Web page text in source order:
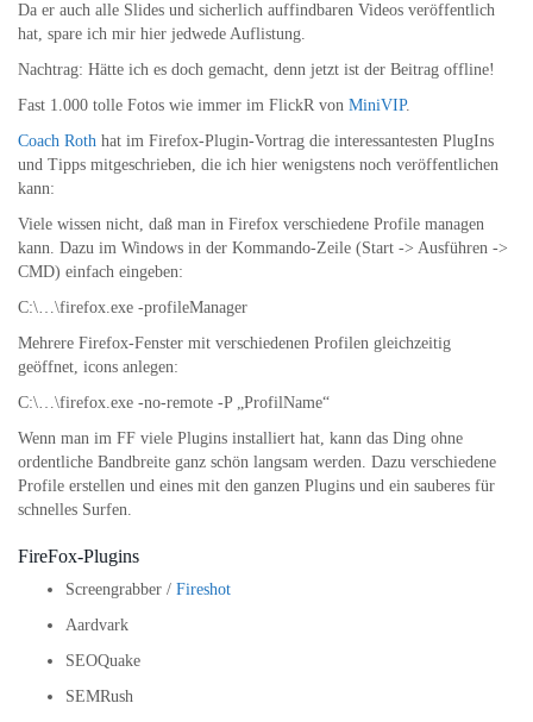
Da er auch alle Slides und sicherlich auffindbaren Videos veröffentlich
hat, spare ich mir hier jedwede Auflistung.
Nachtrag: Hätte ich es doch gemacht, denn jetzt ist der Beitrag offline!
Fast 1.000 tolle Fotos wie immer im FlickR von MiniVIP.
Coach Roth hat im Firefox-Plugin-Vortrag die interessantesten PlugIns
und Tipps mitgeschrieben, die ich hier wenigstens noch veröffentlichen
kann:
Viele wissen nicht, daß man in Firefox verschiedene Profile managen
kann. Dazu im Windows in der Kommando-Zeile (Start -> Ausführen ->
CMD) einfach eingeben:
C:\…\firefox.exe -profileManager
Mehrere Firefox-Fenster mit verschiedenen Profilen gleichzeitig
geöffnet, icons anlegen:
C:\…\firefox.exe -no-remote -P „ProfilName“
Wenn man im FF viele Plugins installiert hat, kann das Ding ohne
ordentliche Bandbreite ganz schön langsam werden. Dazu verschiedene
Profile erstellen und eines mit den ganzen Plugins und ein sauberes für
schnelles Surfen.
FireFox-Plugins
Screengrabber / Fireshot
Aardvark
SEOQuake
SEMRush